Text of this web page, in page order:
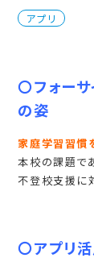
アプリ
〇フォー
の姿
家庭学習習慣
本校の課題で
不登校支援に
〇アプリ